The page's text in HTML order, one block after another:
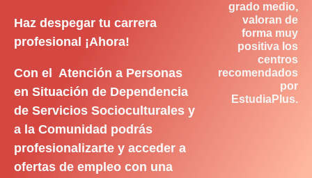
Haz despegar tu carrera
profesional ¡Ahora!
Con el Atención a Personas
en Situación de Dependencia
de Servicios Socioculturales y
a la Comunidad podrás
profesionalizarte y acceder a
ofertas de empleo con una
grado medio,
valoran de
forma muy
positiva los
centros
recomendados
por
EstudiaPlus.